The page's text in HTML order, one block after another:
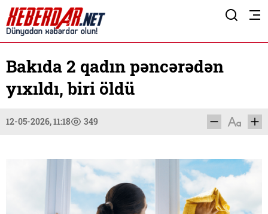
Bakıda 2 qadın pəncərədən
yıxıldı, biri öldü
12-05-2026, 11:18 349